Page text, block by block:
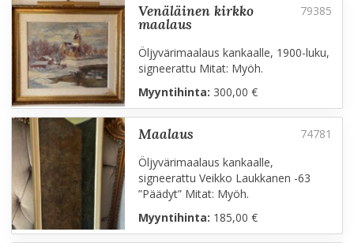
venäläinen kirkko
maalaus
Öljyvärimaalaus kankaalle, 1900-luku,
signeerattu Mitat: Myöh.
Myyntihinta: 300,00 €
maalaus
Öljyvärimaalaus kankaalle,
signeerattu Veikko Laukkanen -63
”Päädyt” Mitat: Myöh.
Myyntihinta: 185,00 €